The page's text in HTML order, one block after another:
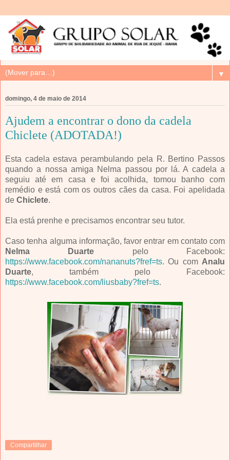
▼
domingo, 4 de maio de 2014
Ajudem a encontrar o dono da cadela
Chiclete (ADOTADA!)
Esta cadela estava perambulando pela R. Bertino Passos
quando a nossa amiga Nelma passou por lá. A cadela a
seguiu até em casa e foi acolhida, tomou banho com
remédio e está com os outros cães da casa. Foi apelidada
de Chiclete.
Ela está prenhe e precisamos encontrar seu tutor.
Caso tenha alguma informação, favor entrar em contato com
Nelma Duarte pelo Facebook:
https://www.facebook.com/nananuts?fref=ts. Ou com Analu
Duarte, também pelo Facebook:
https://www.facebook.com/liusbaby?fref=ts.
Compartilhar